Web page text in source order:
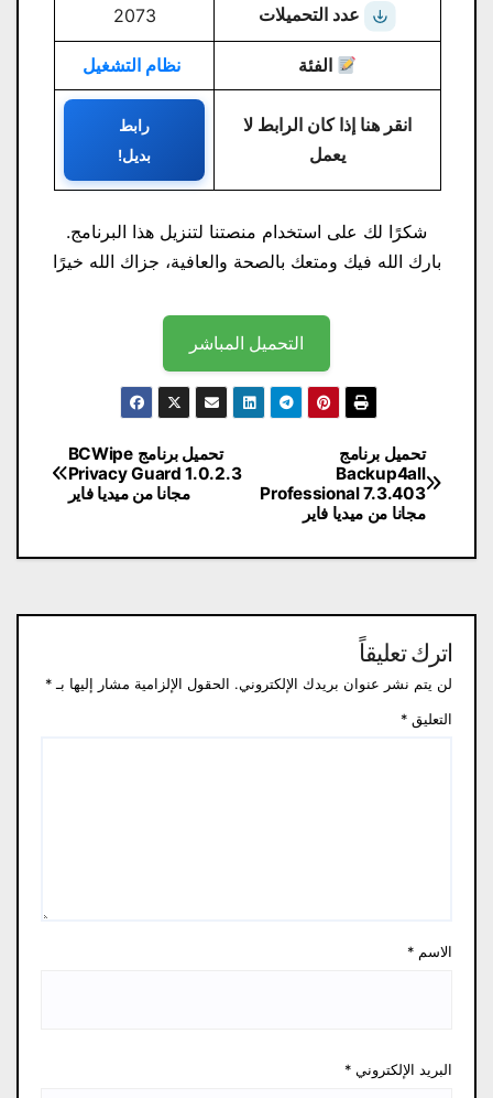
عدد التحميلات 2073
الفئة نظام التشغيل
انقر هنا إذا كان الرابط لا
يعمل
رابط
بديل!
شكرًا لك على استخدام منصتنا لتنزيل هذا البرنامج.
بارك الله فيك ومتعك بالصحة والعافية، جزاك الله خيرًا
التحميل المباشر
تصفّح
المقالات
تحميل برنامج BCWipe
Privacy Guard 1.0.2.3
مجانا من ميديا ​​فاير
تحميل برنامج
Backup4all
Professional 7.3.403
مجانا من ميديا ​​فاير
اترك تعليقاً
لن يتم نشر عنوان بريدك الإلكتروني. الحقول الإلزامية مشار إليها بـ *
التعليق *
الاسم *
البريد الإلكتروني *